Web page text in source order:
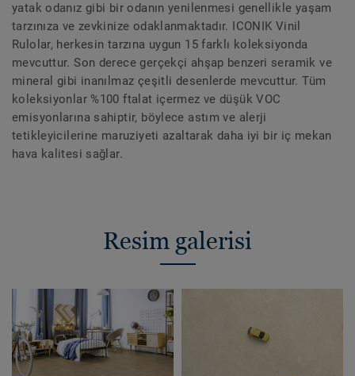
yatak odanız gibi bir odanın yenilenmesi genellikle yaşam
tarzınıza ve zevkinize odaklanmaktadır. ICONIK Vinil
Rulolar, herkesin tarzına uygun 15 farklı koleksiyonda
mevcuttur. Son derece gerçekçi ahşap benzeri seramik ve
mineral gibi inanılmaz çeşitli desenlerde mevcuttur. Tüm
koleksiyonlar %100 ftalat içermez ve düşük VOC
emisyonlarına sahiptir, böylece astım ve alerji
tetikleyicilerine maruziyeti azaltarak daha iyi bir iç mekan
hava kalitesi sağlar.
Resim galerisi